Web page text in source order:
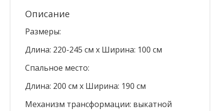
Описание
Размеры:
Длина: 220-245 см х Ширина: 100 см
Спальное место:
Длина: 200 см х Ширина: 190 см
Механизм трансформации: выкатной